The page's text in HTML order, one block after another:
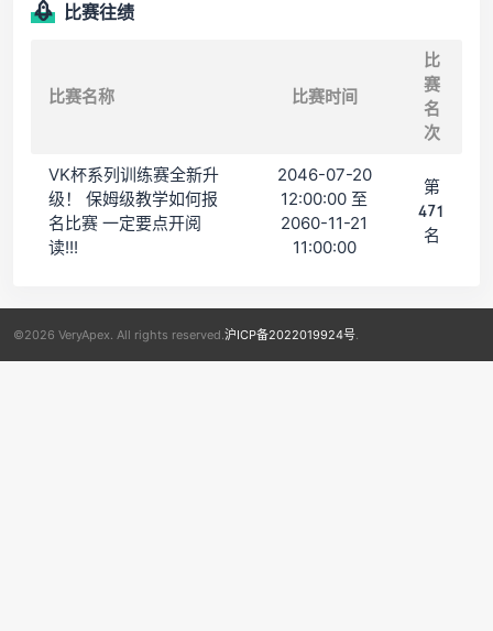
比赛往绩
比赛名称 比赛时间
比
赛
名
次
VK杯系列训练赛全新升
级！ 保姆级教学如何报
名比赛 一定要点开阅
读!!!
2046-07-20
12:00:00 至
2060-11-21
11:00:00
第
471
名
©2026 VeryApex. All rights reserved. 沪ICP备2022019924号